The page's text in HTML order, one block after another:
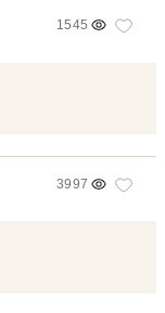
1545
3997